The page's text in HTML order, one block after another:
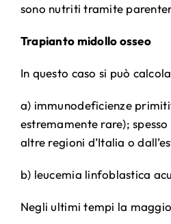
sono nutriti tramite
Trapianto midollo osseo
In questo caso si può
a) immunodeficienze
estremamente rare);
altre regioni d’Italia o
b) leucemia linfoblastica
Negli ultimi tempi la